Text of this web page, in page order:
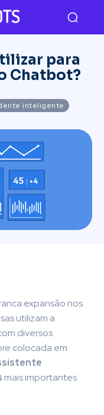
para
Chatbot?
inteligente
expansão nos
utilizam a
diversos
colocada em
mais importantes